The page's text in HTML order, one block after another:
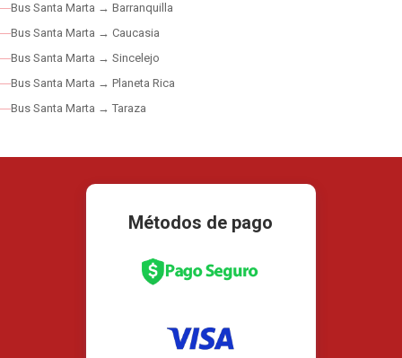
Bus Santa Marta → Barranquilla
Bus Santa Marta → Caucasia
Bus Santa Marta → Sincelejo
Bus Santa Marta → Planeta Rica
Bus Santa Marta → Taraza
Métodos de pago